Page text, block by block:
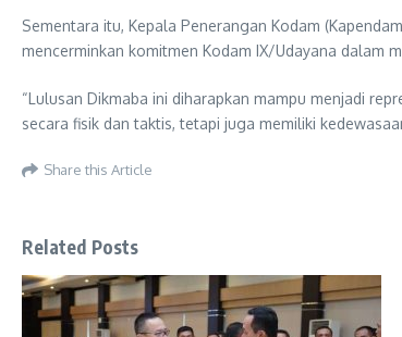
Sementara itu, Kepala Penerangan Kodam
mencerminkan komitmen Kodam IX/Udayana dalam
“Lulusan Dikmaba ini diharapkan mampu menjadi
secara fisik dan taktis, tetapi juga memiliki
Share this Article
Related Posts